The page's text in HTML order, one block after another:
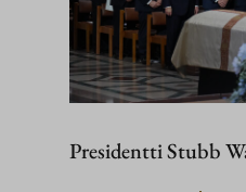
Presidentti Stubb